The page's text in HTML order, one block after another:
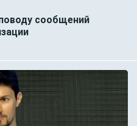
сообщений